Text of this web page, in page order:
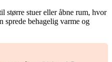
større stuer eller åbne rum, hvor
sprede behagelig varme og